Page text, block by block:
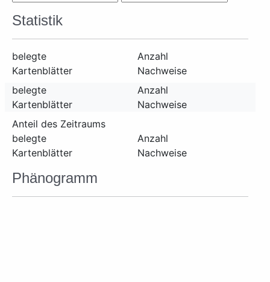
Statistik
belegte
Kartenblätter
Anzahl
Nachweise
belegte
Kartenblätter
Anzahl
Nachweise
Anteil des Zeitraums
belegte
Kartenblätter
Anzahl
Nachweise
Phänogramm